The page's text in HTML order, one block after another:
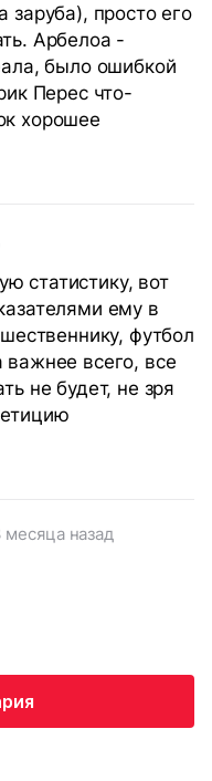
заруба), просто его
Арбелоа -
было ошибкой
Перес что-
хорошее
статистику, вот
ему в
футбол
всего, все
не будет, не зря
месяца назад